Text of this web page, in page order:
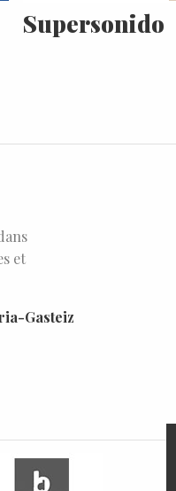
Supersonido
et
Gasteiz